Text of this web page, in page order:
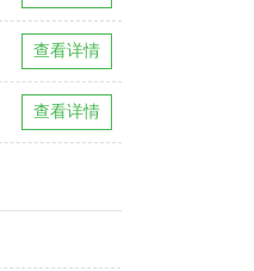
查看详情
查看详情